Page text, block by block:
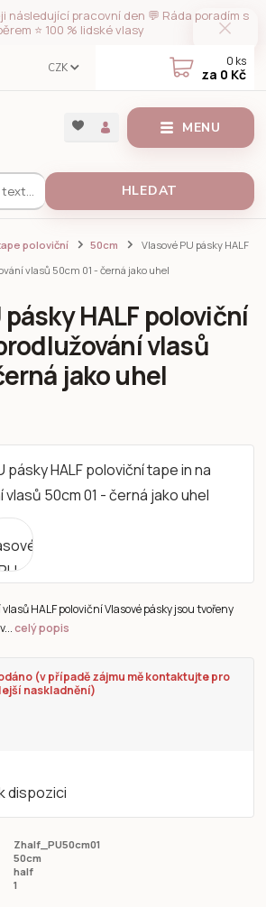
následující pracovní den 💬 Ráda poradím s
⭐ 100 % lidské vlasy
MENU
CZK
HLEDAT
0 ks
za 0 Kč
poloviční 50cm
Vlasové PU pásky HALF
vlasů 50cm 01 - černá jako uhel
pásky HALF poloviční
vlasů
jako uhel
HALF poloviční Vlasové pásky jsou tvořeny
celý popis
(v případě zájmu mě kontaktujte pro
naskladnění)
dispozici
Zhalf_PU50cm01
50cm
half
1